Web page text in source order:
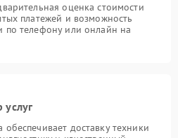
оценка стоимости
платежей и возможность
по телефону или онлайн на
доставку техники